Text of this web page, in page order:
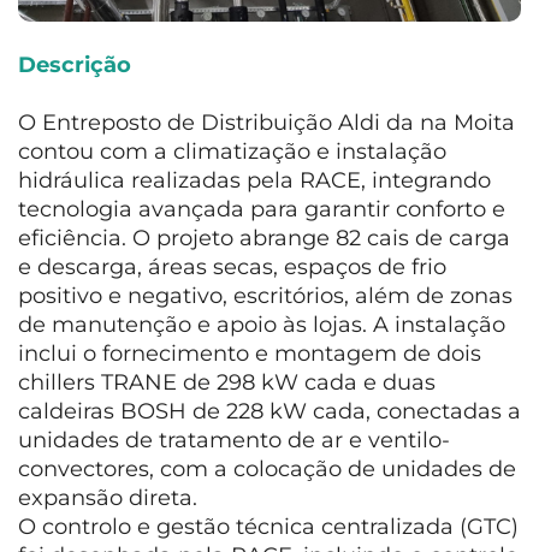
Descrição
O Entreposto de Distribuição Aldi da na Moita
contou com a climatização e instalação
hidráulica realizadas pela RACE, integrando
tecnologia avançada para garantir conforto e
eficiência. O projeto abrange 82 cais de carga
e descarga, áreas secas, espaços de frio
positivo e negativo, escritórios, além de zonas
de manutenção e apoio às lojas. A instalação
inclui o fornecimento e montagem de dois
chillers TRANE de 298 kW cada e duas
caldeiras BOSH de 228 kW cada, conectadas a
unidades de tratamento de ar e ventilo-
convectores, com a colocação de unidades de
expansão direta.
O controlo e gestão técnica centralizada (GTC)